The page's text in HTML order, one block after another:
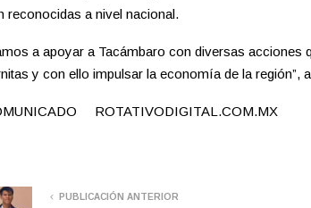
reconocidas a nivel nacional.
a apoyar a Tacámbaro con diversas acciones
y con ello impulsar la economía de la región”,
ROTATIVODIGITAL.COM.MX
PUBLICACIÓN ANTERIOR